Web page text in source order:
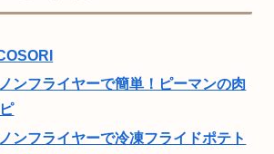
ンフライヤーで簡単！ピーマンの肉
ンフライヤーで冷凍フライドポテト